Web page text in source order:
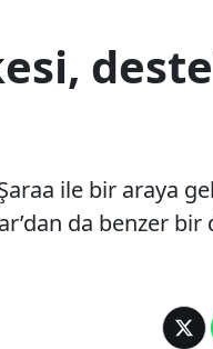
ile bir araya
da benzer